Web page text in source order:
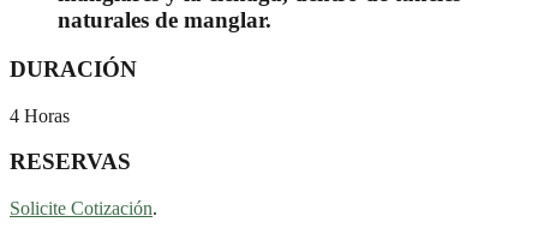
naturales de manglar.
DURACIÓN
4 Horas
RESERVAS
Solicite Cotización.